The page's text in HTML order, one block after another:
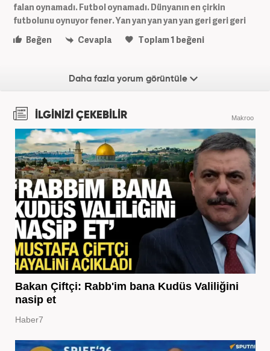
falan oynamadı. Futbol oynamadı. Dünyanın en çirkin
futbolunu oynuyor fener. Yan yan yan yan yan geri geri geri
Beğen
Cevapla Toplam1 beğeni
Daha fazla yorum görüntüle
İLGİNİZİ ÇEKEBİLİR Makroo
Bakan Çiftçi: Rabb'im bana Kudüs Valiliğini
nasip et
Haber7